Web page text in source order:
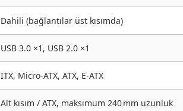
Dahili (bağlantılar üst kısımda)
USB 3.0 ×1, USB 2.0 ×1
ITX, Micro‑ATX, ATX, E‑ATX
Alt kısım / ATX, maksimum 240 mm uzunluk